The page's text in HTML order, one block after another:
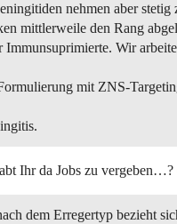
nehmen aber stetig
mittlerweile den Rang
Immunsuprimierte. Wir
mit ZNS-
Ihr da Jobs zu vergeben…?
dem Erregertyp bezieht